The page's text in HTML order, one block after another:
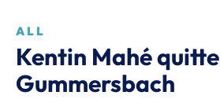
ALL
Kentin Mahé quitte
Gummersbach